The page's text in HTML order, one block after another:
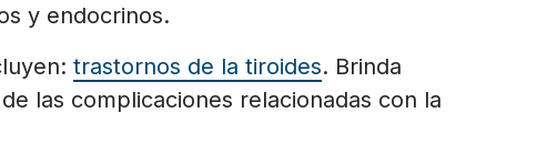
y endocrinos.
trastornos de la tiroides. Brinda
las complicaciones relacionadas con la